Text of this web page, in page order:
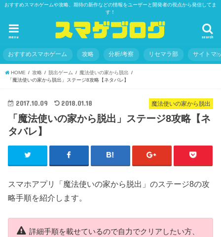
おすすめスマホゲームや攻略、期待の新作などの情報をユーザーと開発者の視点から発信してま
す！
search
menu
おすすめスマホゲーム 攻略 分析/考察 リセマラ部 サイトマ
HOME 攻略 脱出ゲーム
魔法使いの家から脱出
「魔法使いの家から脱出」ステージ8攻略【ネタバレ】
魔法使いの家から脱出
2017.10.09 2018.01.18
「魔法使いの家から脱出」ステージ8攻略【ネ
タバレ】
スマホアプリ「魔法使いの家から脱出」のステージ8の攻
略手順を紹介します。
詳細手順を載せているので自力でクリアしたい方、